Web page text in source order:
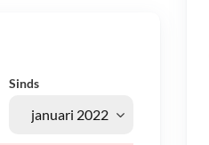
Sinds